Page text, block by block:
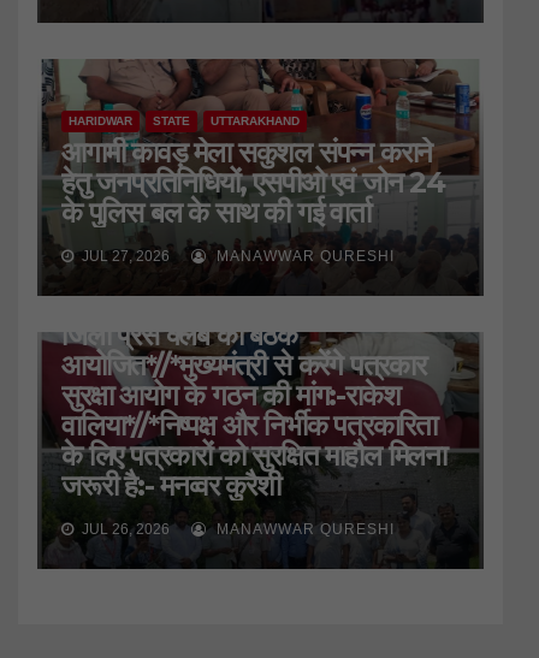
HARIDWAR STATE UTTARAKHAND
आगामी कावड़ मेला सकुशल संपन्न कराने
हेतु जनप्रतिनिधियों, एसपीओ एवं जोन 24
के पुलिस बल के साथ की गई वार्ता
JUL 27, 2026 MANAWWAR QURESHI
जिला प्रेस क्लब की बैठक
आयोजित*//*मुख्यमंत्री से करेंगे पत्रकार
सुरक्षा आयोग के गठन की मांग:-राकेश
वालिया*//*निष्पक्ष और निर्भीक पत्रकारिता
के लिए पत्रकारों को सुरक्षित माहौल मिलना
जरूरी है:- मनव्वर कुरैशी
JUL 26, 2026 MANAWWAR QURESHI